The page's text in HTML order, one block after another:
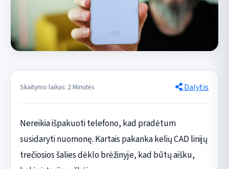
Skaitymo laikas: 2 Minutės Dalytis
Nereikia išpakuoti telefono, kad pradėtum
susidaryti nuomonę. Kartais pakanka kelių CAD linijų
trečiosios šalies dėklo brėžinyje, kad būtų aišku,